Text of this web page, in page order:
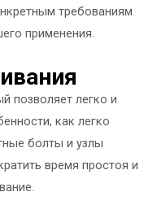
требованиям
применения.
позволяет легко и
как легко
болты и узлы
время простоя и